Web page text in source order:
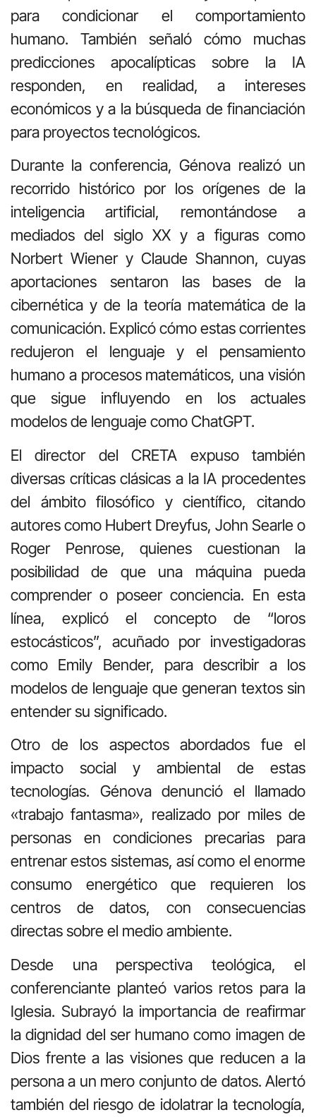
para condicionar el comportamiento
humano. También señaló cómo muchas
predicciones apocalípticas sobre la IA
responden, en realidad, a intereses
económicos y a la búsqueda de financiación
para proyectos tecnológicos.
Durante la conferencia, Génova realizó un
recorrido histórico por los orígenes de la
inteligencia artificial, remontándose a
mediados del siglo XX y a figuras como
Norbert Wiener y Claude Shannon, cuyas
aportaciones sentaron las bases de la
cibernética y de la teoría matemática de la
comunicación. Explicó cómo estas corrientes
redujeron el lenguaje y el pensamiento
humano a procesos matemáticos, una visión
que sigue influyendo en los actuales
modelos de lenguaje como ChatGPT.
El director del CRETA expuso también
diversas críticas clásicas a la IA procedentes
del ámbito filosófico y científico, citando
autores como Hubert Dreyfus, John Searle o
Roger Penrose, quienes cuestionan la
posibilidad de que una máquina pueda
comprender o poseer conciencia. En esta
línea, explicó el concepto de “loros
estocásticos”, acuñado por investigadoras
como Emily Bender, para describir a los
modelos de lenguaje que generan textos sin
entender su significado.
Otro de los aspectos abordados fue el
impacto social y ambiental de estas
tecnologías. Génova denunció el llamado
«trabajo fantasma», realizado por miles de
personas en condiciones precarias para
entrenar estos sistemas, así como el enorme
consumo energético que requieren los
centros de datos, con consecuencias
directas sobre el medio ambiente.
Desde una perspectiva teológica, el
conferenciante planteó varios retos para la
Iglesia. Subrayó la importancia de reafirmar
la dignidad del ser humano como imagen de
Dios frente a las visiones que reducen a la
persona a un mero conjunto de datos. Alertó
también del riesgo de idolatrar la tecnología,